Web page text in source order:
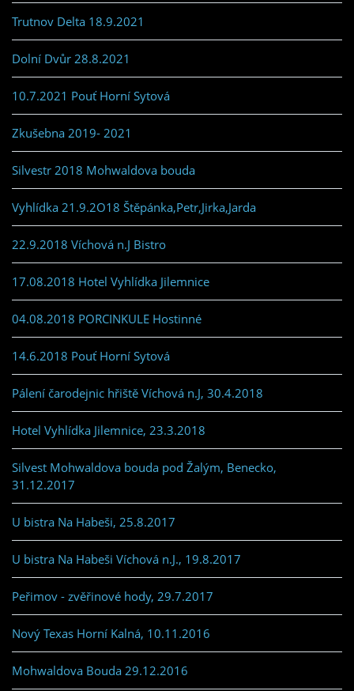
Trutnov Delta 18.9.2021
Dolní Dvůr 28.8.2021
10.7.2021 Pouť Horní Sytová
Zkušebna 2019- 2021
Silvestr 2018 Mohwaldova bouda
Vyhlídka 21.9.2O18 Štěpánka,Petr,Jirka,Jarda
22.9.2018 Víchová n.J Bistro
17.08.2018 Hotel Vyhlídka Jilemnice
04.08.2018 PORCINKULE Hostinné
14.6.2018 Pouť Horní Sytová
Pálení čarodejnic hřiště Víchová n.J, 30.4.2018
Hotel Vyhlídka Jilemnice, 23.3.2018
Silvest Mohwaldova bouda pod Žalým, Benecko,
31.12.2017
U bistra Na Habeši, 25.8.2017
U bistra Na Habeši Víchová n.J., 19.8.2017
Peřimov - zvěřinové hody, 29.7.2017
Nový Texas Horní Kalná, 10.11.2016
Mohwaldova Bouda 29.12.2016